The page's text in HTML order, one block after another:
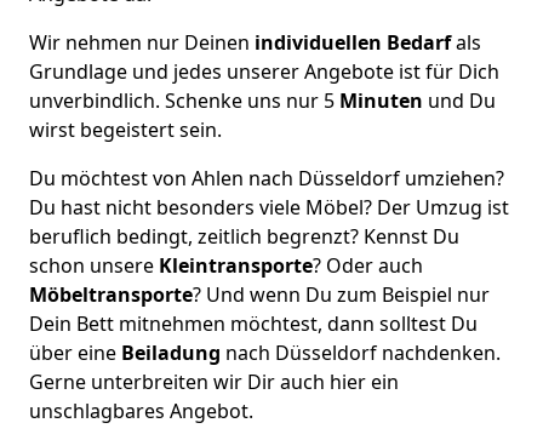
Wir nehmen nur Deinen individuellen Bedarfals
Grundlage und jedes unserer Angebote ist für Dich
unverbindlich. Schenke uns nur 5 Minuten und Du
wirst begeistert sein.
Du möchtest von Ahlen nach Düsseldorf umziehen?
Du hast nicht besonders viele Möbel? Der Umzug ist
beruflich bedingt, zeitlich begrenzt? Kennst Du
schon unsere Kleintransporte? Oder auch
Möbeltransporte? Und wenn Du zum Beispiel nur
Dein Bett mitnehmen möchtest, dann solltest Du
über eine Beiladung nach Düsseldorf nachdenken.
Gerne unterbreiten wir Dir auch hier ein
unschlagbares Angebot.